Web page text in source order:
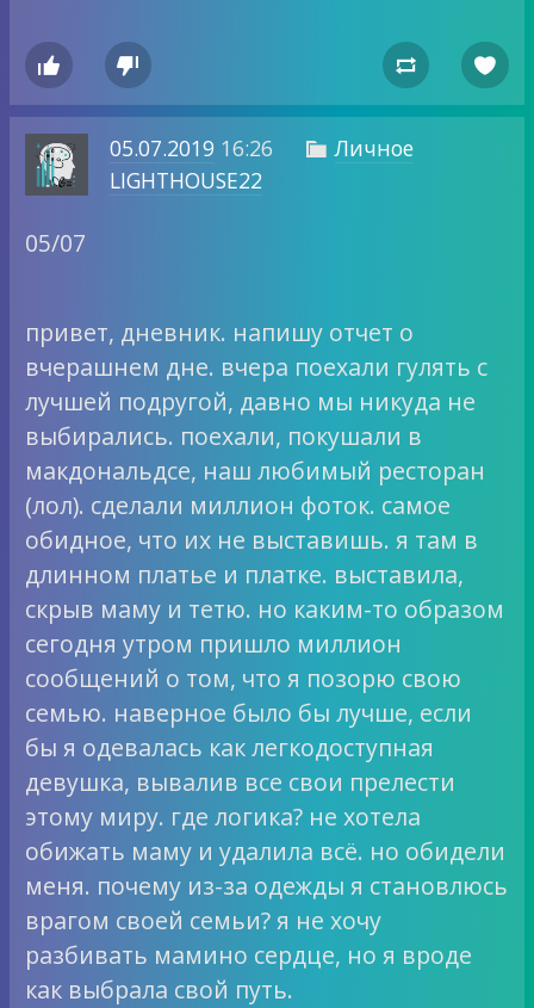
   
05.07.2019 16:26  Личное
LIGHTHOUSE22
05/07
привет, дневник. напишу отчет о
вчерашнем дне. вчера поехали гулять с
лучшей подругой, давно мы никуда не
выбирались. поехали, покушали в
макдональдсе, наш любимый ресторан
(лол). сделали миллион фоток. самое
обидное, что их не выставишь. я там в
длинном платье и платке. выставила,
скрыв маму и тетю. но каким-то образом
сегодня утром пришло миллион
сообщений о том, что я позорю свою
семью. наверное было бы лучше, если
бы я одевалась как легкодоступная
девушка, вывалив все свои прелести
этому миру. где логика? не хотела
обижать маму и удалила всё. но обидели
меня. почему из-за одежды я становлюсь
врагом своей семьи? я не хочу
разбивать мамино сердце, но я вроде
как выбрала свой путь.